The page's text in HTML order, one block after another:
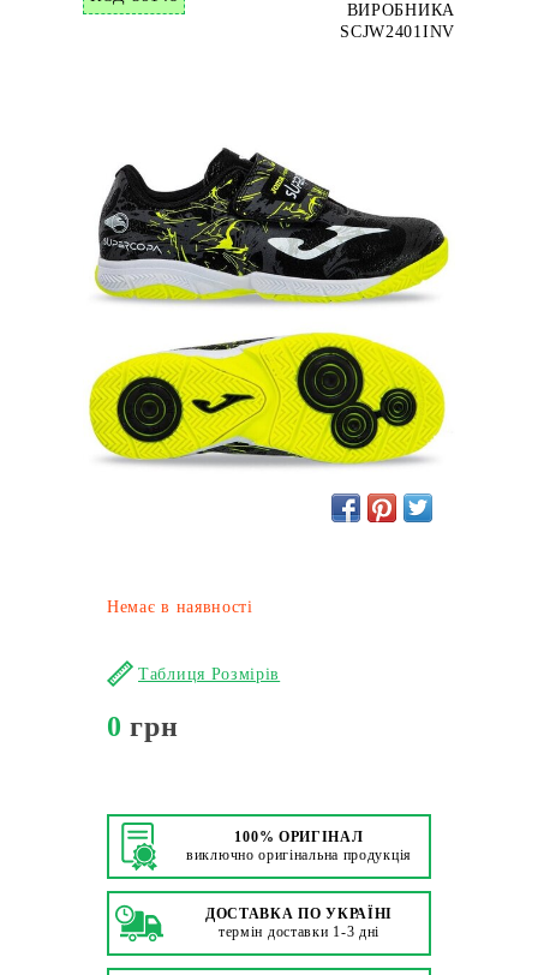
ВИРОБНИКА
SCJW2401INV
Немає в наявності
Таблиця Розмірів
0 грн
100% ОРИГІНАЛ
виключно оригінальна продукція
ДОСТАВКА ПО УКРАЇНІ
термін доставки 1-3 дні